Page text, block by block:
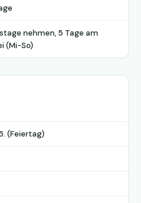
nehmen, 5 Tage am
(Mi-So)
(Feiertag)